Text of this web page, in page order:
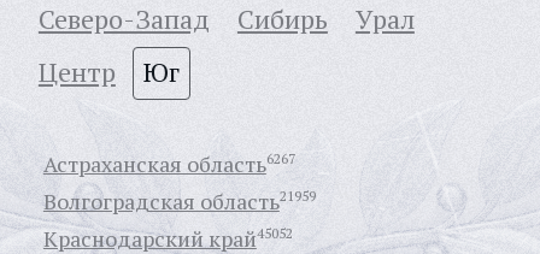
Северо-Запад
Сибирь
Урал
Центр
Юг
Астраханская область6267
Волгоградская область21959
Краснодарский край45052